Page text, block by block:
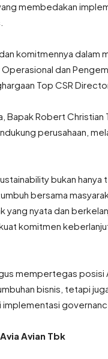
membedakan
komitmennya dalam
dan
Top CSR
Bapak Robert
perusahaan,
bukan
bersama
yang nyata dan
komitmen
mempertegas posisi
bisnis, tetapi
Avian Tbk